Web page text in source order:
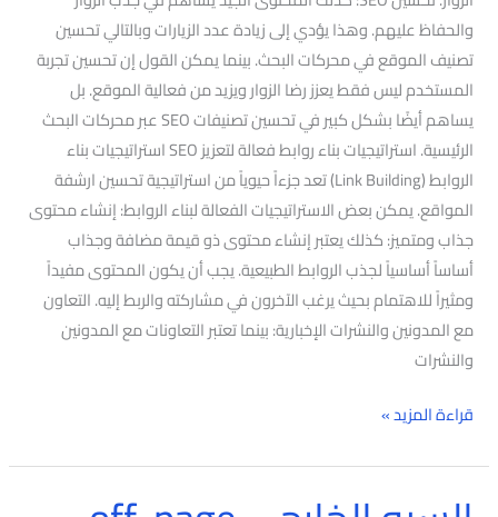
والحفاظ عليهم. وهذا يؤدي إلى زيادة عدد الزيارات وبالتالي تحسين
تصنيف الموقع في محركات البحث. بينما يمكن القول إن تحسين تجربة
المستخدم ليس فقط يعزز رضا الزوار ويزيد من فعالية الموقع. بل
يساهم أيضًا بشكل كبير في تحسين تصنيفات SEO عبر محركات البحث
الرئيسية. استراتيجيات بناء روابط فعالة لتعزيز SEO استراتيجيات بناء
الروابط (Link Building) تعد جزءاً حيوياً من استراتيجية تحسين ارشفة
المواقع. يمكن بعض الاستراتيجيات الفعالة لبناء الروابط: إنشاء محتوى
جذاب ومتميز: كذلك يعتبر إنشاء محتوى ذو قيمة مضافة وجذاب
أساساً أساسياً لجذب الروابط الطبيعية. يجب أن يكون المحتوى مفيداً
ومثيراً للاهتمام بحيث يرغب الآخرون في مشاركته والربط إليه. التعاون
مع المدونين والنشرات الإخبارية: بينما تعتبر التعاونات مع المدونين
والنشرات
قراءة المزيد »
السيو